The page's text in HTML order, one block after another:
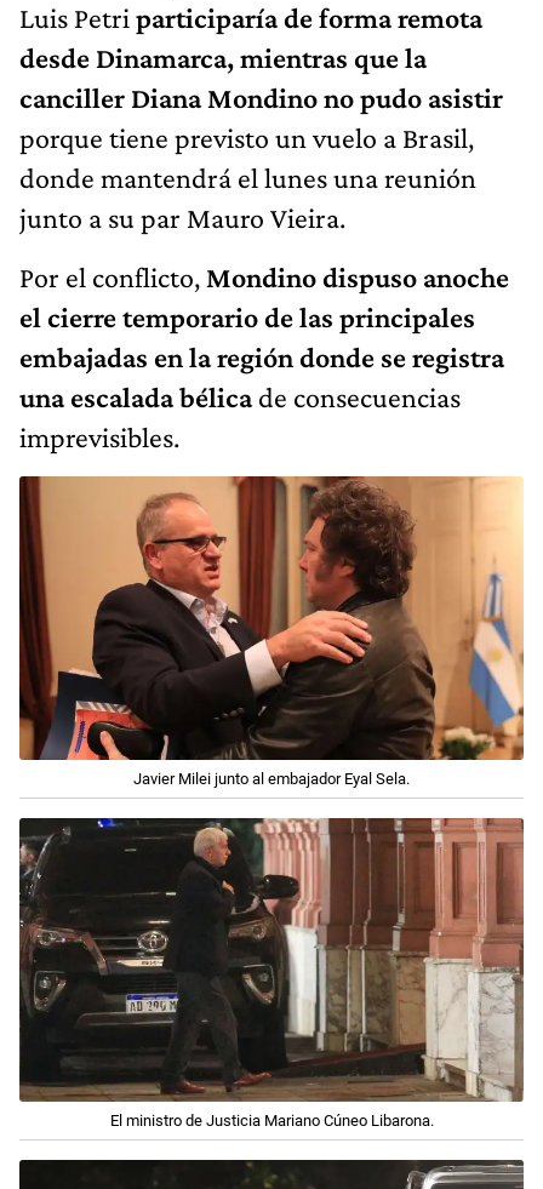
Luis Petri participaría de forma remota
desde Dinamarca, mientras que la
canciller Diana Mondino no pudo asistir
porque tiene previsto un vuelo a Brasil,
donde mantendrá el lunes una reunión
junto a su par Mauro Vieira.
Por el conflicto, Mondino dispuso anoche
el cierre temporario de las principales
embajadas en la región donde se registra
una escalada bélicade consecuencias
imprevisibles.
Javier Milei junto al embajador Eyal Sela.
El ministro de Justicia Mariano Cúneo Libarona.